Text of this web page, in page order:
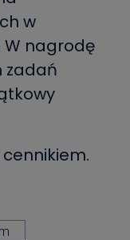
w
W nagrodę
zadań